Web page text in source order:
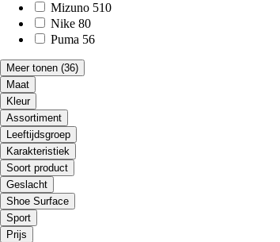
Mizuno 510
Nike 80
Puma 56
Meer tonen (36)
Maat
Kleur
Assortiment
Leeftijdsgroep
Karakteristiek
Soort product
Geslacht
Shoe Surface
Sport
Prijs